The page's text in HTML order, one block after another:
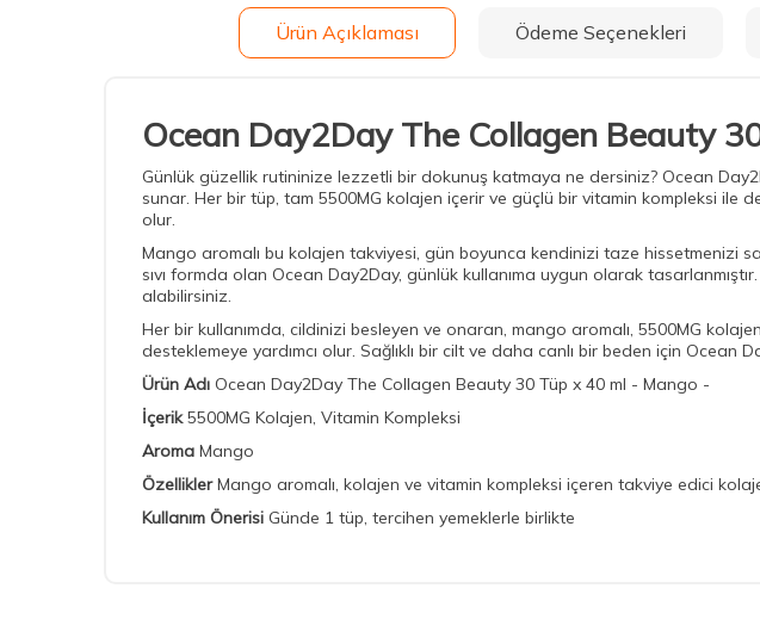
Ürün Açıklaması Ödeme Seçenekleri
Ocean Day2Day The Collagen Beauty
Günlük güzellik rutininize lezzetli bir dokunuş katmaya ne dersiniz? Ocean
sunar. Her bir tüp, tam 5500MG kolajen içerir ve güçlü bir vitamin kompleksi ile
olur.
Mango aromalı bu kolajen takviyesi, gün boyunca kendinizi taze hissetmenizi
sıvı formda olan Ocean Day2Day, günlük kullanıma uygun olarak
alabilirsiniz.
Her bir kullanımda, cildinizi besleyen ve onaran, mango aromalı, 5500MG
desteklemeye yardımcı olur. Sağlıklı bir cilt ve daha canlı bir beden için
Ürün Adı Ocean Day2Day The Collagen Beauty 30 Tüp x 40 ml - Mango -
İçerik 5500MG Kolajen, Vitamin Kompleksi
Aroma Mango
Özellikler Mango aromalı, kolajen ve vitamin kompleksi içeren takviye edici
Kullanım Önerisi Günde 1 tüp, tercihen yemeklerle birlikte